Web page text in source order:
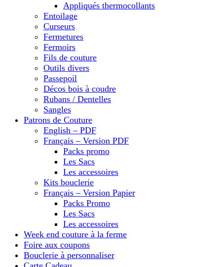
Appliqués thermocollants
Entoilage
Curseurs
Fermetures
Fermoirs
Fils de couture
Outils divers
Passepoil
Décos bois à coudre
Rubans / Dentelles
Sangles
Patrons de Couture
English – PDF
Français – Version PDF
Packs promo
Les Sacs
Les accessoires
Kits bouclerie
Français – Version Papier
Packs Promo
Les Sacs
Les accessoires
Week end couture à la ferme
Foire aux coupons
Bouclerie à personnaliser